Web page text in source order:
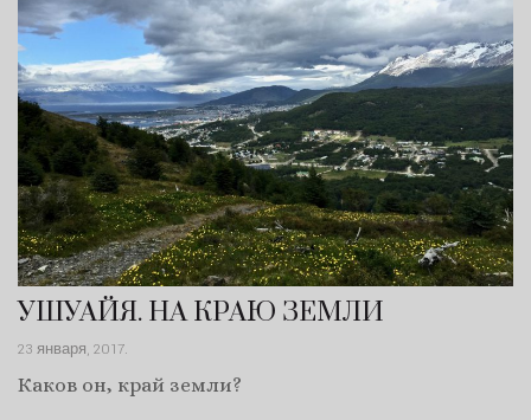
УШУАЙЯ. НА КРАЮ ЗЕМЛИ
23 января, 2017.
Каков он, край земли?